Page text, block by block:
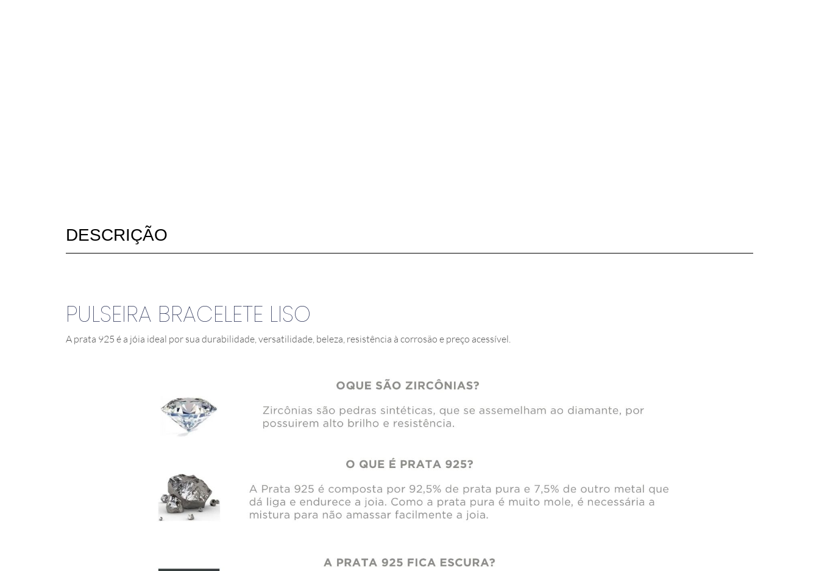
DESCRIÇÃO
PULSEIRA BRACELETE LISO
A prata 925 é a jóia ideal por sua durabilidade, versatilidade, beleza, resistência à corrosão e preço acessível.